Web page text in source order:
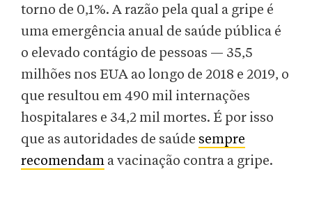
torno de 0,1%. A razão pela qual a gripe é
uma emergência anual de saúde pública é
o elevado contágio de pessoas — 35,5
milhões nos EUA ao longo de 2018 e 2019, o
que resultou em 490 mil internações
hospitalares e 34,2 mil mortes. É por isso
que as autoridades de saúde sempre
recomendam a vacinação contra a gripe.